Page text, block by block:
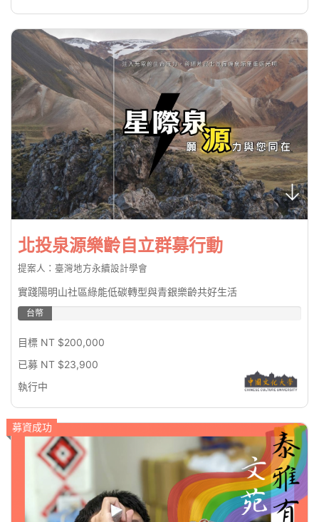
北投泉源樂齡自立群募行動
提案人：臺灣地方永續設計學會
實踐陽明山社區綠能低碳轉型與青銀樂齡共好生活
台幣
目標 NT $200,000
已募 NT $23,900
執行中
募資成功